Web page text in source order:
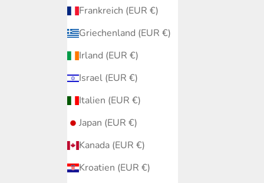
Frankreich (EUR €)
Griechenland (EUR €)
Irland (EUR €)
Israel (EUR €)
Italien (EUR €)
Japan (EUR €)
Kanada (EUR €)
Kroatien (EUR €)